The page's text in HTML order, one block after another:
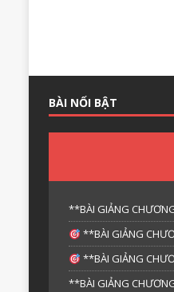
BÀI NỔI BẬT
**BÀI GIẢNG
**BÀI GIẢNG
**BÀI GIẢNG
**BÀI GIẢNG